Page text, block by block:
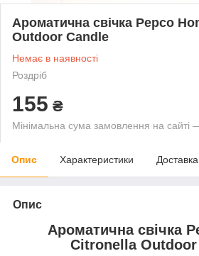
Ароматична свічка Pepco
Outdoor Candle
Немає в наявності
Роздріб
155 ₴
Мінімальна сума замовлення на сайті
Опис Характеристики Доставка
Опис
Ароматична свічка
Citronella Outdoor